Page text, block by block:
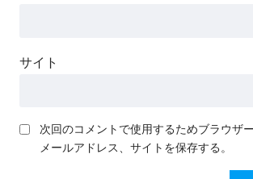
サイト
次回のコメントで使用するためブラウザ
メールアドレス、サイトを保存する。